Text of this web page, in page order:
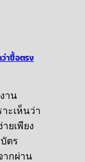
าซื้อตรง
าน
าะเห็นว่า
ยเพียง
ตร
ากผ่าน